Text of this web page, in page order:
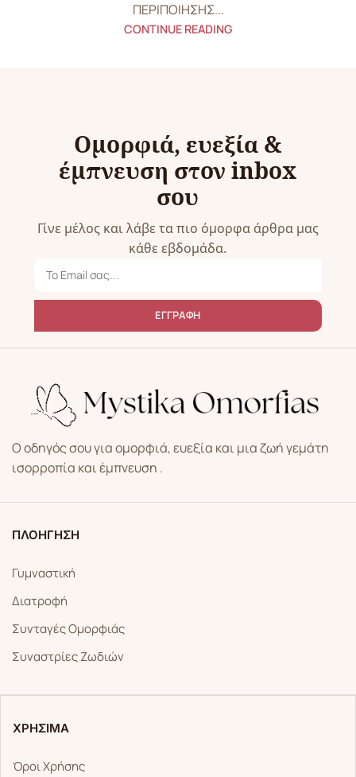
ΠΕΡΙΠΟΙΗΣΗΣ...
CONTINUE READING
Ομορφιά, ευεξία &
έμπνευση στον inbox
σου
Γίνε μέλος και λάβε τα πιο όμορφα άρθρα μας
κάθε εβδομάδα.
ΕΓΓΡΑΦΗ
Ο οδηγός σου για ομορφιά, ευεξία και μια ζωή γεμάτη
ισορροπία και έμπνευση .
ΠΛΟΗΓΗΣΗ
Γυμναστική
Διατροφή
Συνταγές Ομορφιάς
Συναστρίες Ζωδιών
ΧΡΗΣΙΜΑ
Όροι Χρήσης